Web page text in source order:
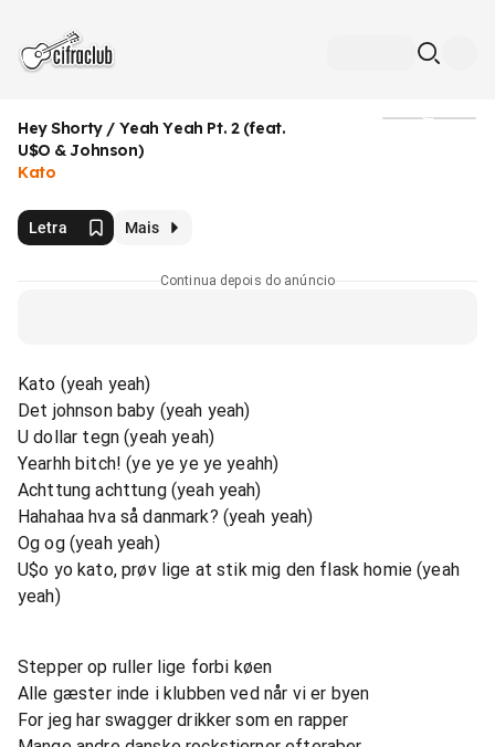
Hey Shorty / Yeah Yeah Pt. 2 (feat.
U$O & Johnson)
Kato
Letra Mais
Continua depois do anúncio
Kato (yeah yeah)
Det johnson baby (yeah yeah)
U dollar tegn (yeah yeah)
Yearhh bitch! (ye ye ye ye yeahh)
Achttung achttung (yeah yeah)
Hahahaa hva så danmark? (yeah yeah)
Og og (yeah yeah)
U$o yo kato, prøv lige at stik mig den flask homie (yeah
yeah)
Stepper op ruller lige forbi køen
Alle gæster inde i klubben ved når vi er byen
For jeg har swagger drikker som en rapper